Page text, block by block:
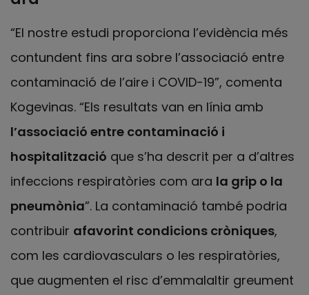
“El nostre estudi proporciona l’evidència més
contundent fins ara sobre l’associació entre
contaminació de l’aire i COVID-19”, comenta
Kogevinas. “Els resultats van en línia amb
l’associació entre contaminació i
hospitalització que s’ha descrit per a d’altres
infeccions respiratòries com ara la grip o la
pneumònia”. La contaminació també podria
contribuir afavorint condicions cròniques,
com les cardiovasculars o les respiratòries,
que augmenten el risc d’emmalaltir greument